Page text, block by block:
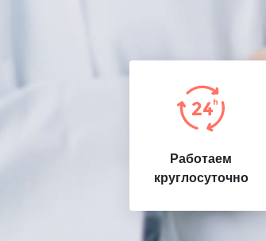
Работаем
круглосуточно